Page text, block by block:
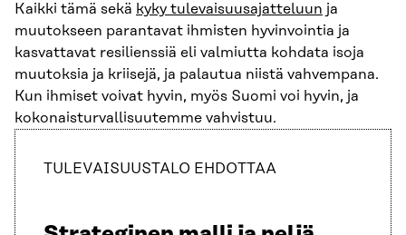
Kaikki tämä sekä kyky tulevaisuusajatteluun ja
muutokseen parantavat ihmisten hyvinvointia ja
kasvattavat resilienssiä eli valmiutta kohdata isoja
muutoksia ja kriisejä, ja palautua niistä vahvempana.
Kun ihmiset voivat hyvin, myös Suomi voi hyvin, ja
kokonaisturvallisuutemme vahvistuu.
TULEVAISUUSTALO EHDOTTAA